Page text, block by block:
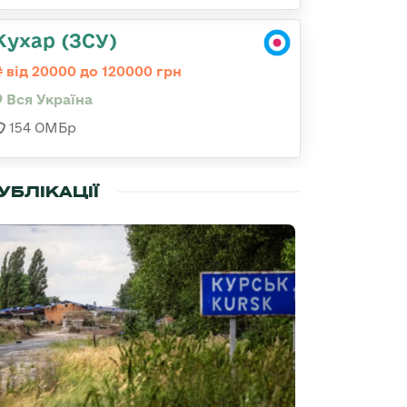
(ЗСУ)
від 20000 до 120000 грн
Вся Україна
154 ОМБр